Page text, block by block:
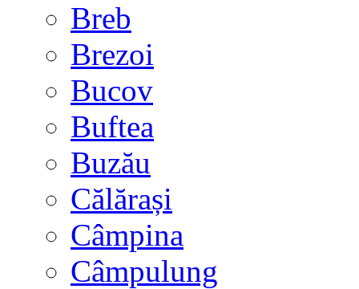
Breb
Brezoi
Bucov
Buftea
Buzău
Călărași
Câmpina
Câmpulung